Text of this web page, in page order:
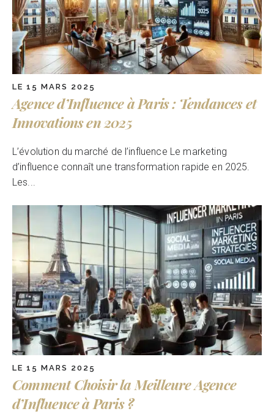
LE 15 MARS 2025
Agence d’Influence à Paris : Tendances et
Innovations en 2025
L’évolution du marché de l’influence Le marketing
d’influence connaît une transformation rapide en 2025.
Les...
LE 15 MARS 2025
Comment Choisir la Meilleure Agence
d’Influence à Paris ?